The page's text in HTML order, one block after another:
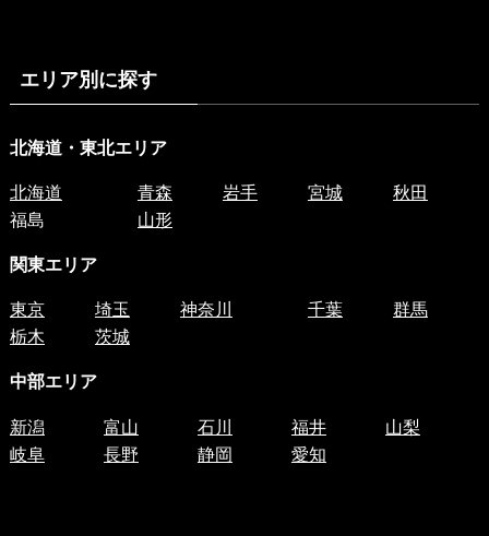
エリア別に探す
北海道・東北エリア
北海道 青森 岩手 宮城
秋田
福島
山形
関東エリア
東京 埼玉 神奈川 千葉
群馬
栃木
茨城
中部エリア
新潟 富山 石川 福井
山梨
岐阜
長野 静岡 愛知